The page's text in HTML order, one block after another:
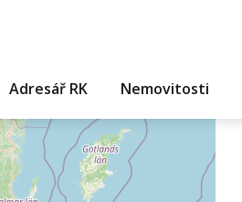
Adresář RK Nemovitosti